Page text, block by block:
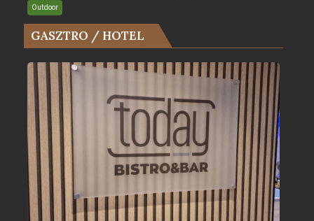
és
az
Év
bejegyzéshez
Outdoor
GASZTRO / HOTEL